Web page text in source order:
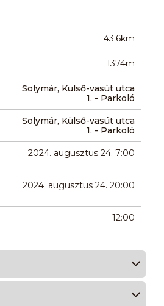
43.6km
1374m
Solymár, Külső-vasút utca
1. - Parkoló
Solymár, Külső-vasút utca
1. - Parkoló
2024. augusztus 24. 7:00
2024. augusztus 24. 20:00
12:00